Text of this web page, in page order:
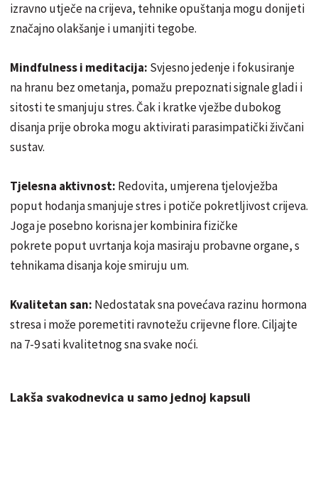
izravno utječe na crijeva, tehnike opuštanja mogu donijeti
značajno olakšanje i umanjiti tegobe.
Mindfulness i meditacija: Svjesno jedenje i fokusiranje
na hranu bez ometanja, pomažu prepoznati signale gladi i
sitosti te smanjuju stres. Čak i kratke vježbe dubokog
disanja prije obroka mogu aktivirati parasimpatički živčani
sustav.
Tjelesna aktivnost: Redovita, umjerena tjelovježba
poput hodanja smanjuje stres i potiče pokretljivost crijeva.
Joga je posebno korisna jer kombinira fizičke
pokrete poput uvrtanja koja masiraju probavne organe, s
tehnikama disanja koje smiruju um.
Kvalitetan san: Nedostatak sna povećava razinu hormona
stresa i može poremetiti ravnotežu crijevne flore. Ciljajte
na 7-9 sati kvalitetnog sna svake noći.
Lakša svakodnevica u samo jednoj kapsuli